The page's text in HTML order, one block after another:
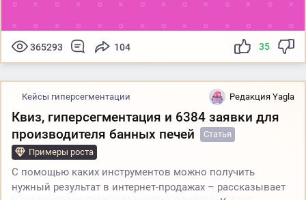
365293 104 35
Кейсы гиперсегментации Редакция Yagla
Квиз, гиперсегментация и 6384 заявки для
производителя банных печей
Статья
Примеры роста
С помощью каких инструментов можно получить
нужный результат в интернет-продажах – рассказывает